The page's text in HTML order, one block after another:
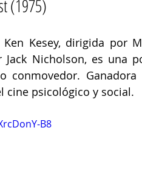
(1975)
Kesey, dirigida por
Nicholson, es una
conmovedor.
cine psicológico y social.
B8